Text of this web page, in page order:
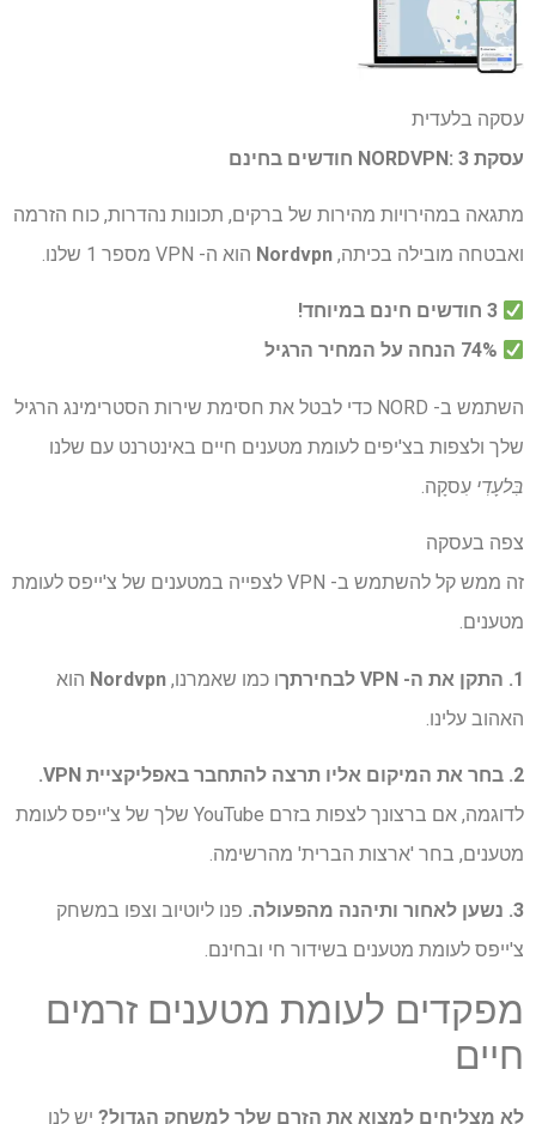
עסקה בלעדית
עסקת NORDVPN: 3 חודשים בחינם
מתגאה במהירויות מהירות של ברקים, תכונות נהדרות, כוח הזרמה
ואבטחה מובילה בכיתה, Nordvpn הוא ה- VPN מספר 1 שלנו.
3 חודשים חינם במיוחד!
השתמש ב- NORD כדי לבטל את חסימת שירות הסטרימינג הרגיל
שלך ולצפות בצ'יפים לעומת מטענים חיים באינטרנט עם שלנו
בִּלעָדִי עִסקָה.
צפה בעסקה
זה ממש קל להשתמש ב- VPN לצפייה במטענים של צ'ייפס לעומת
מטענים.
1. התקן את ה- VPN לבחירתך ו כמו שאמרנו, Nordvpn הוא
האהוב עלינו.
2. בחר את המיקום אליו תרצה להתחבר באפליקציית VPN.
לדוגמה, אם ברצונך לצפות בזרם YouTube שלך ​​של צ'ייפס לעומת
מטענים, בחר 'ארצות הברית' מהרשימה.
3. נשען לאחור ותיהנה מהפעולה.
פנו ליוטיוב וצפו במשחק
צ'ייפס לעומת מטענים בשידור חי ובחינם.
מפקדים לעומת מטענים זרמים
חיים
לא מצליחים למצוא את הזרם שלך למשחק הגדול? יש לנו